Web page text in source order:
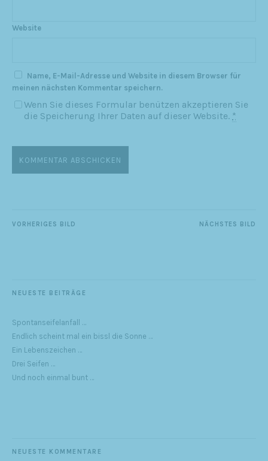
Website
Name, E-Mail-Adresse und Website in diesem Browser für
meinen nächsten Kommentar speichern.
Wenn Sie dieses Formular benützen akzeptieren Sie
die Speicherung Ihrer Daten auf dieser Website. *
NÄCHSTES BILD
VORHERIGES BILD
NEUESTE BEITRÄGE
Spontanseifelanfall …
Endlich scheint mal ein bissl die Sonne …
Ein Lebenszeichen …
Drei Seifen …
Und noch einmal bunt …
NEUESTE KOMMENTARE